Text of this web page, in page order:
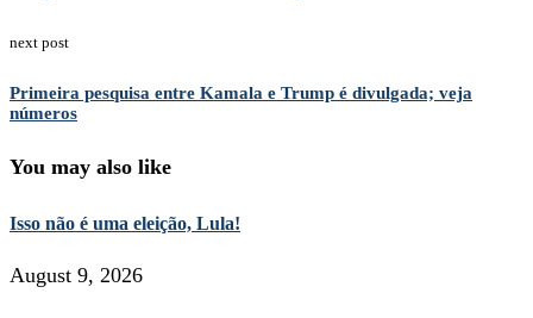
next post
Primeira pesquisa entre Kamala e Trump é divulgada; veja
números
You may also like
Isso não é uma eleição, Lula!
August 9, 2026